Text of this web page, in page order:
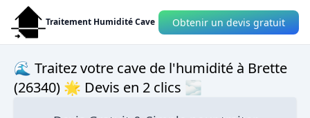
Traitement Humidité Cave Obtenir un devis gratuit
🌊 Traitez votre cave de l'humidité à Brette
(26340) 🌟 Devis en 2 clics 🌫